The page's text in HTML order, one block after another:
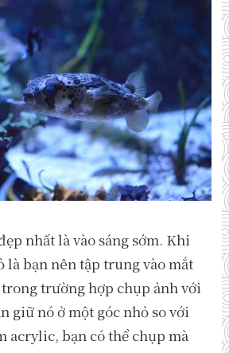
nhất là vào sáng sớm. Khi
là bạn nên tập trung vào mắt
trường hợp chụp ảnh với
giữ nó ở một góc nhỏ so với
acrylic, bạn có thể chụp mà